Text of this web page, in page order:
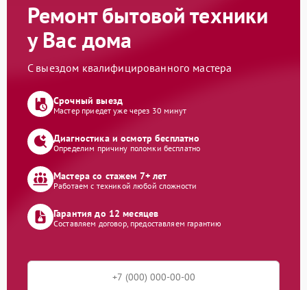
Ремонт бытовой техники
у Вас дома
С выездом квалифицированного мастера
Срочный выезд
Мастер приедет уже через 30 минут
Диагностика и осмотр бесплатно
Определим причину поломки бесплатно
Мастера со стажем 7+ лет
Работаем с техникой любой сложности
Гарантия до 12 месяцев
Составляем договор, предоставляем гарантию